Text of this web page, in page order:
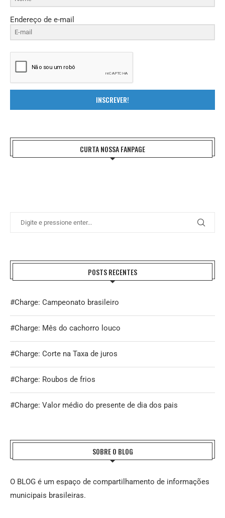
Endereço de e-mail
INSCREVER!
CURTA NOSSA FANPAGE
POSTS RECENTES
#Charge: Campeonato brasileiro
#Charge: Mês do cachorro louco
#Charge: Corte na Taxa de juros
#Charge: Roubos de frios
#Charge: Valor médio do presente de dia dos pais
SOBRE O BLOG
O BLOG é um espaço de compartilhamento de informações
municipais brasileiras.